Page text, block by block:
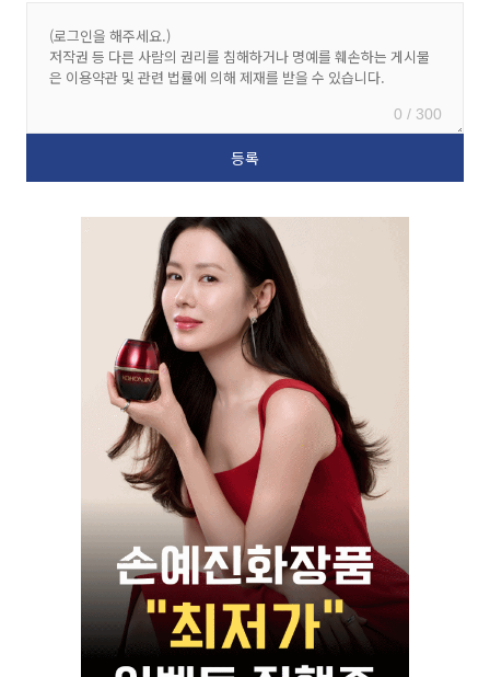
0 / 300